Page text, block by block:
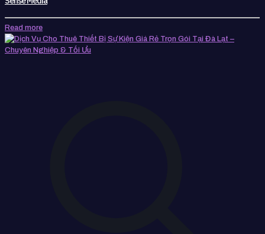
Read more